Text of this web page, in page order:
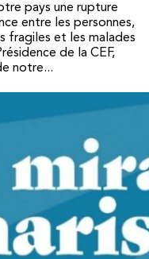
pays une rupture
entre les personnes,
fragiles et les malades
de la CEF,
notre...